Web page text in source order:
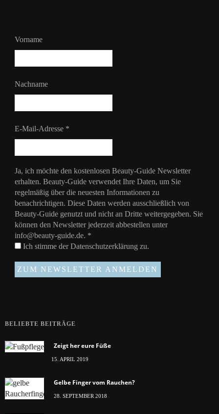
Vorname
Nachname
E-Mail-Adresse *
Ja, ich möchte den kostenlosen Beauty-Guide Newsletter
erhalten. Beauty-Guide verwendet Ihre Daten, um Sie
regelmäßig über die neuesten Informationen zu
benachrichtigen. Diese Daten werden ausschließlich von
Beauty-Guide genutzt und nicht an Dritte weitergegeben. Sie
können den Newsletter jederzeit abbestellen unter
info@beauty-guide.de. *
Ich stimme derDatenschutzerklärung zu.
BELIEBTE BEITRÄGE
Zeigt her eure Füße
15. APRIL 2019
Gelbe Finger vom Rauchen?
28. SEPTEMBER 2018